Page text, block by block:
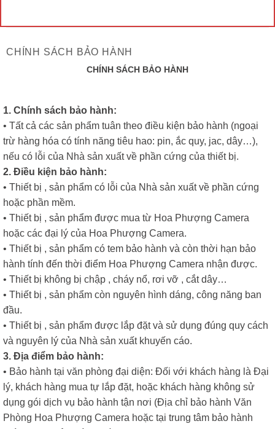
CHÍNH SÁCH BẢO HÀNH
CHÍNH SÁCH BẢO HÀNH
1. Chính sách bảo hành:
• Tất cả các sản phẩm tuân theo điều kiện bảo hành (ngoại
trừ hàng hóa có tính năng tiêu hao: pin, ắc quy, jac, dây…),
nếu có lỗi của Nhà sản xuất về phần cứng của thiết bị.
2. Điều kiện bảo hành:
• Thiết bị , sản phẩm có lỗi của Nhà sản xuất về phần cứng
hoặc phần mềm.
• Thiết bị , sản phẩm được mua từ Hoa Phượng Camera
hoặc các đại lý của Hoa Phượng Camera.
• Thiết bị , sản phẩm có tem bảo hành và còn thời hạn bảo
hành tính đến thời điểm Hoa Phượng Camera nhận được.
• Thiết bị không bị chập , cháy nổ, rơi vỡ , cắt dây…
• Thiết bị , sản phẩm còn nguyên hình dáng, công năng ban
đầu.
• Thiết bị , sản phẩm được lắp đặt và sử dụng đúng quy cách
và nguyên lý của Nhà sản xuất khuyến cáo.
3. Địa điểm bảo hành:
• Bảo hành tại văn phòng đại diện: Đối với khách hàng là Đại
lý, khách hàng mua tự lắp đặt, hoặc khách hàng không sử
dụng gói dịch vụ bảo hành tận nơi (Địa chỉ bảo hành Văn
Phòng Hoa Phượng Camera hoặc tại trung tâm bảo hành